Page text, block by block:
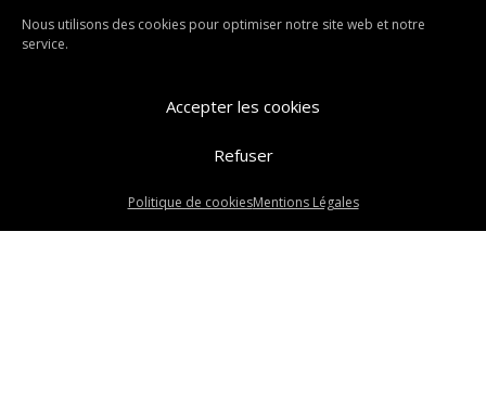
Nous utilisons des cookies pour optimiser notre site web et notre
service.
Accepter les cookies
Refuser
Politique de cookiesMentions Légales
VOIR LE PROJET